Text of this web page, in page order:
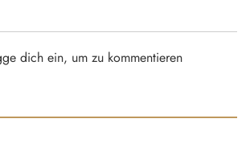
dich ein, um zu kommentieren